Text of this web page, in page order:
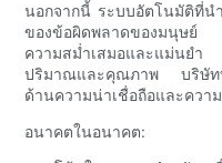
นอกจากนี้ ระบบอัตโนมัติที่นำ
ของข้อผิดพลาดของมนุษย์
ความสม่ำเสมอและแม่นย
ปริมาณและคุณภาพ บริษัทบ
ด้านความน่าเชื่อถือและควา
อนาคตในอนาคต: